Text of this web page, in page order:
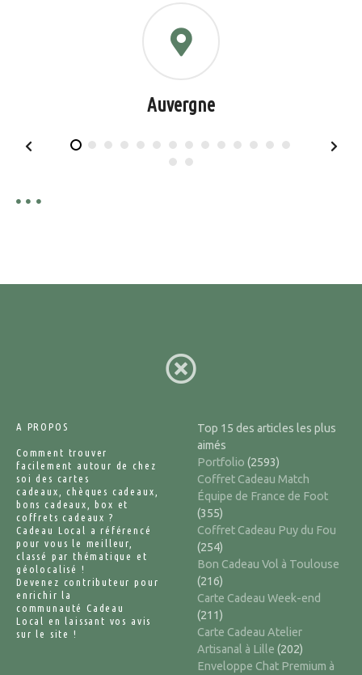
Auvergne
A PROPOS
Comment trouver
facilement autour de chez
soi des cartes
cadeaux, chèques cadeaux,
bons cadeaux, box et
coffrets cadeaux ?
Cadeau Local a référencé
pour vous le meilleur,
classé par thématique et
géolocalisé !
Devenez contributeur pour
enrichir la
communauté Cadeau
Local en laissant vos avis
sur le site !
Top 15 des articles les plus
aimés
Portfolio (2593)
Coffret Cadeau Match
Équipe de France de Foot
(355)
Coffret Cadeau Puy du Fou
(254)
Bon Cadeau Vol à Toulouse
(216)
Carte Cadeau Week-end
(211)
Carte Cadeau Atelier
Artisanal à Lille (202)
Enveloppe Chat Premium à